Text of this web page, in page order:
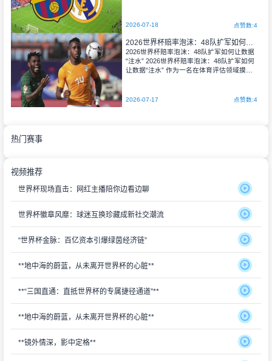
间。然而，当2026年世界杯的脚步渐近，当
2026-07-18 点赞数:4
2026世界杯赔率泡沫：48队扩军如何让数据“注水”
2026世界杯赔率泡沫：48队扩军如何让数据
“注水” 2026世界杯赔率泡沫：48队扩军如何
让数据“注水” 作为一名在体育评估领域摸爬
样，对2026年世界杯的赔率感到一种深深的“
2026-07-17 点赞数:4
热门赛事
视频推荐
世界杯现场直击：网红主播陪你边看边聊
世界杯徽章风靡：球迷互换珍藏成新社交潮流
“世界杯金脉：百亿资本引爆绿茵经济链”
**地中海的蔚蓝，从未离开世界杯的心脏**
**“三国直通：直抵世界杯的专属捷径通道”**
**地中海的蔚蓝，从未离开世界杯的心脏**
**镜外情深，影中定格**